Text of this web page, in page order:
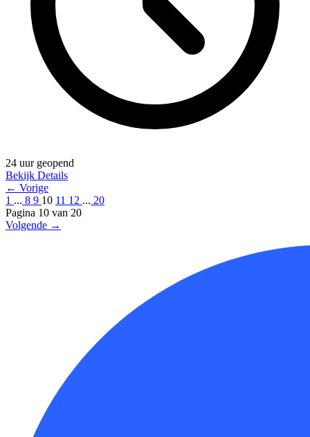
24 uur geopend
Bekijk Details
← Vorige
1 ... 8 9 10 11 12 ... 20
Pagina 10 van 20
Volgende →